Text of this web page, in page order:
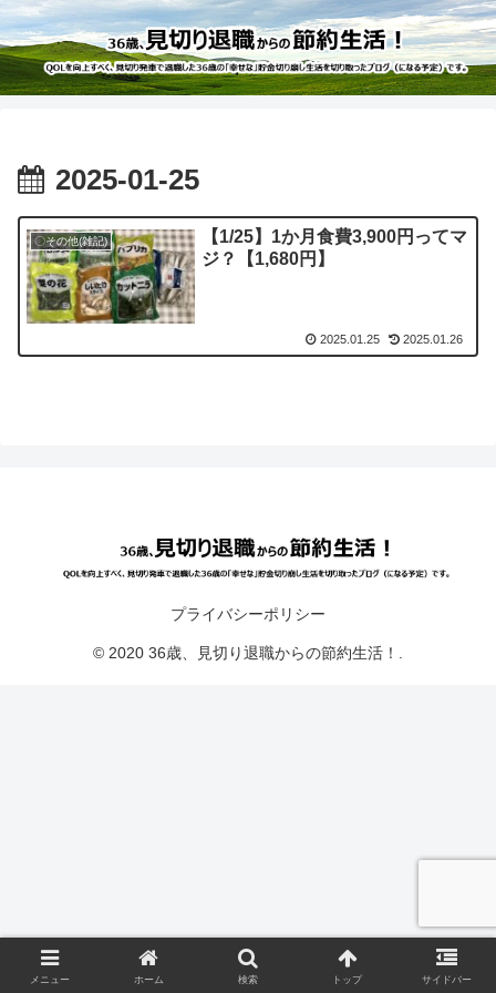
2025-01-25
〇その他(雑記)
【1/25】1か月食費3,900円ってマ
ジ？【1,680円】
2025.01.25 2025.01.26
プライバシーポリシー
© 2020 36歳、見切り退職からの節約生活！.
メニュー ホーム 検索 トップ サイドバー